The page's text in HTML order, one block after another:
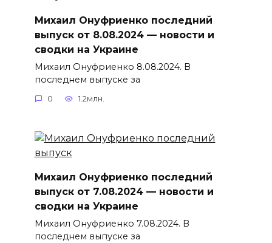
Михаил Онуфриенко последний
выпуск от 8.08.2024 — новости и
сводки на Украине
Михаил Онуфриенко 8.08.2024. В
последнем выпуске за
0 1.2млн.
Михаил Онуфриенко последний
выпуск от 7.08.2024 — новости и
сводки на Украине
Михаил Онуфриенко 7.08.2024. В
последнем выпуске за